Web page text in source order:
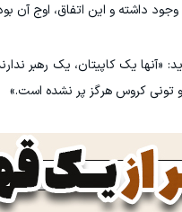
وجود داشته و این اتفاق، اوج آن
یک کاپیتان، یک رهبر
تونی کروس هرگز پر نشده است.»